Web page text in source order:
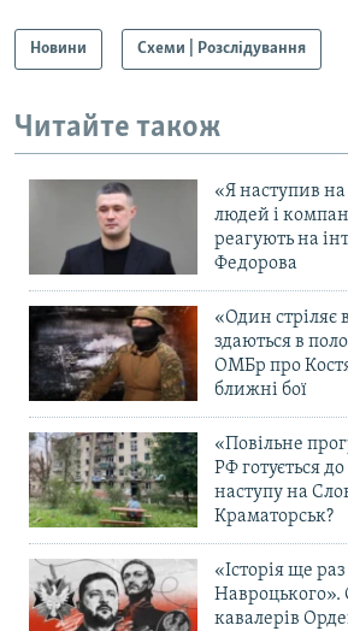
Новини Схеми | Розслідування
Читайте також
«Я наступив на
людей і
реагують на
Федорова
«Один стріляє
здаються в
ОМБр про
ближні бої
«Повільне
РФ готується
наступу на
Краматорськ?
«Історія ще раз
кавалерів